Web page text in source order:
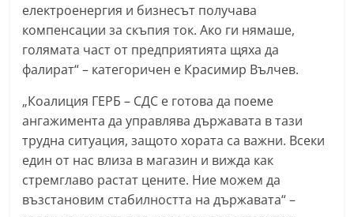
електроенергия и бизнесът получава
компенсации за скъпия ток. Ако ги нямаше,
голямата част от предприятията щяха да
фалират“ – категоричен е Красимир Вълчев.
„Коалиция ГЕРБ – СДС е готова да поеме
ангажимента да управлява държавата в тази
трудна ситуация, защото хората са важни. Всеки
един от нас влиза в магазин и вижда как
стремглаво растат цените. Ние можем да
възстановим стабилността на държавата“ –